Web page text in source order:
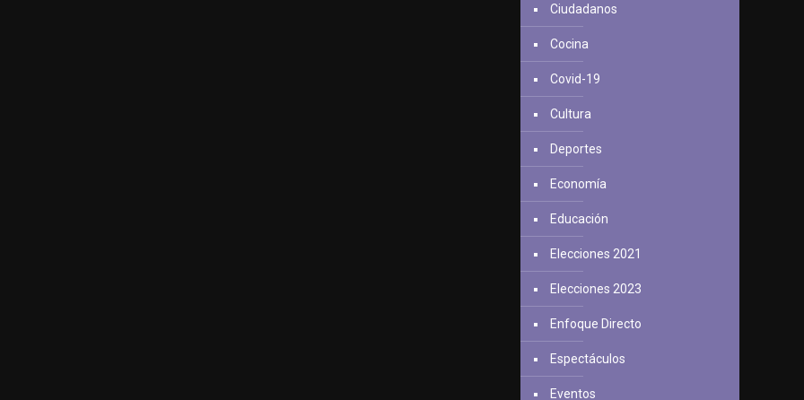
Ciudadanos
Cocina
Covid-19
Cultura
Deportes
Economía
Educación
Elecciones 2021
Elecciones 2023
Enfoque Directo
Espectáculos
Eventos